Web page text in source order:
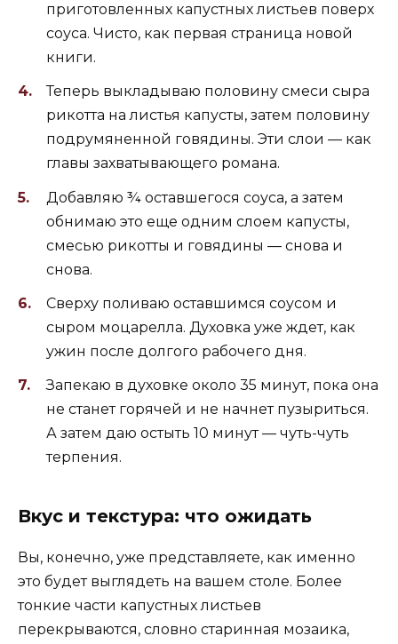
приготовленных капустных листьев поверх
соуса. Чисто, как первая страница новой
книги.
Теперь выкладываю половину смеси сыра
рикотта на листья капусты, затем половину
подрумяненной говядины. Эти слои — как
главы захватывающего романа.
Добавляю ¾ оставшегося соуса, а затем
обнимаю это еще одним слоем капусты,
смесью рикотты и говядины — снова и
снова.
Сверху поливаю оставшимся соусом и
сыром моцарелла. Духовка уже ждет, как
ужин после долгого рабочего дня.
Запекаю в духовке около 35 минут, пока она
не станет горячей и не начнет пузыриться.
А затем даю остыть 10 минут — чуть-чуть
терпения.
Вкус и текстура: что ожидать
Вы, конечно, уже представляете, как именно
это будет выглядеть на вашем столе. Более
тонкие части капустных листьев
перекрываются, словно старинная мозаика,